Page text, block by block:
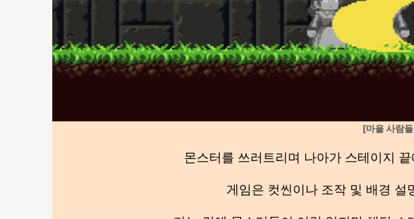
[마을 사람
몬스터를 쓰러트리며 나아가 스테이지
게임은 컷씬이나 조작 및 배경 설